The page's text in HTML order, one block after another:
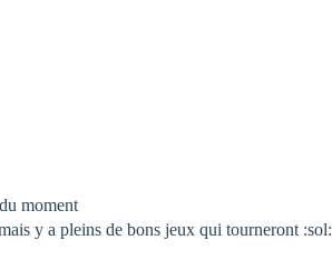
moment
y a pleins de bons jeux qui tourneront :sol: